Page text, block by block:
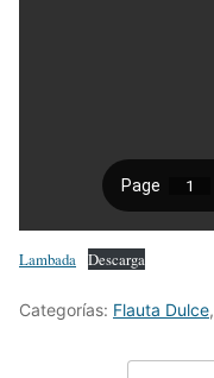
Lambada Descarga
Categorías: Flauta Dulce,